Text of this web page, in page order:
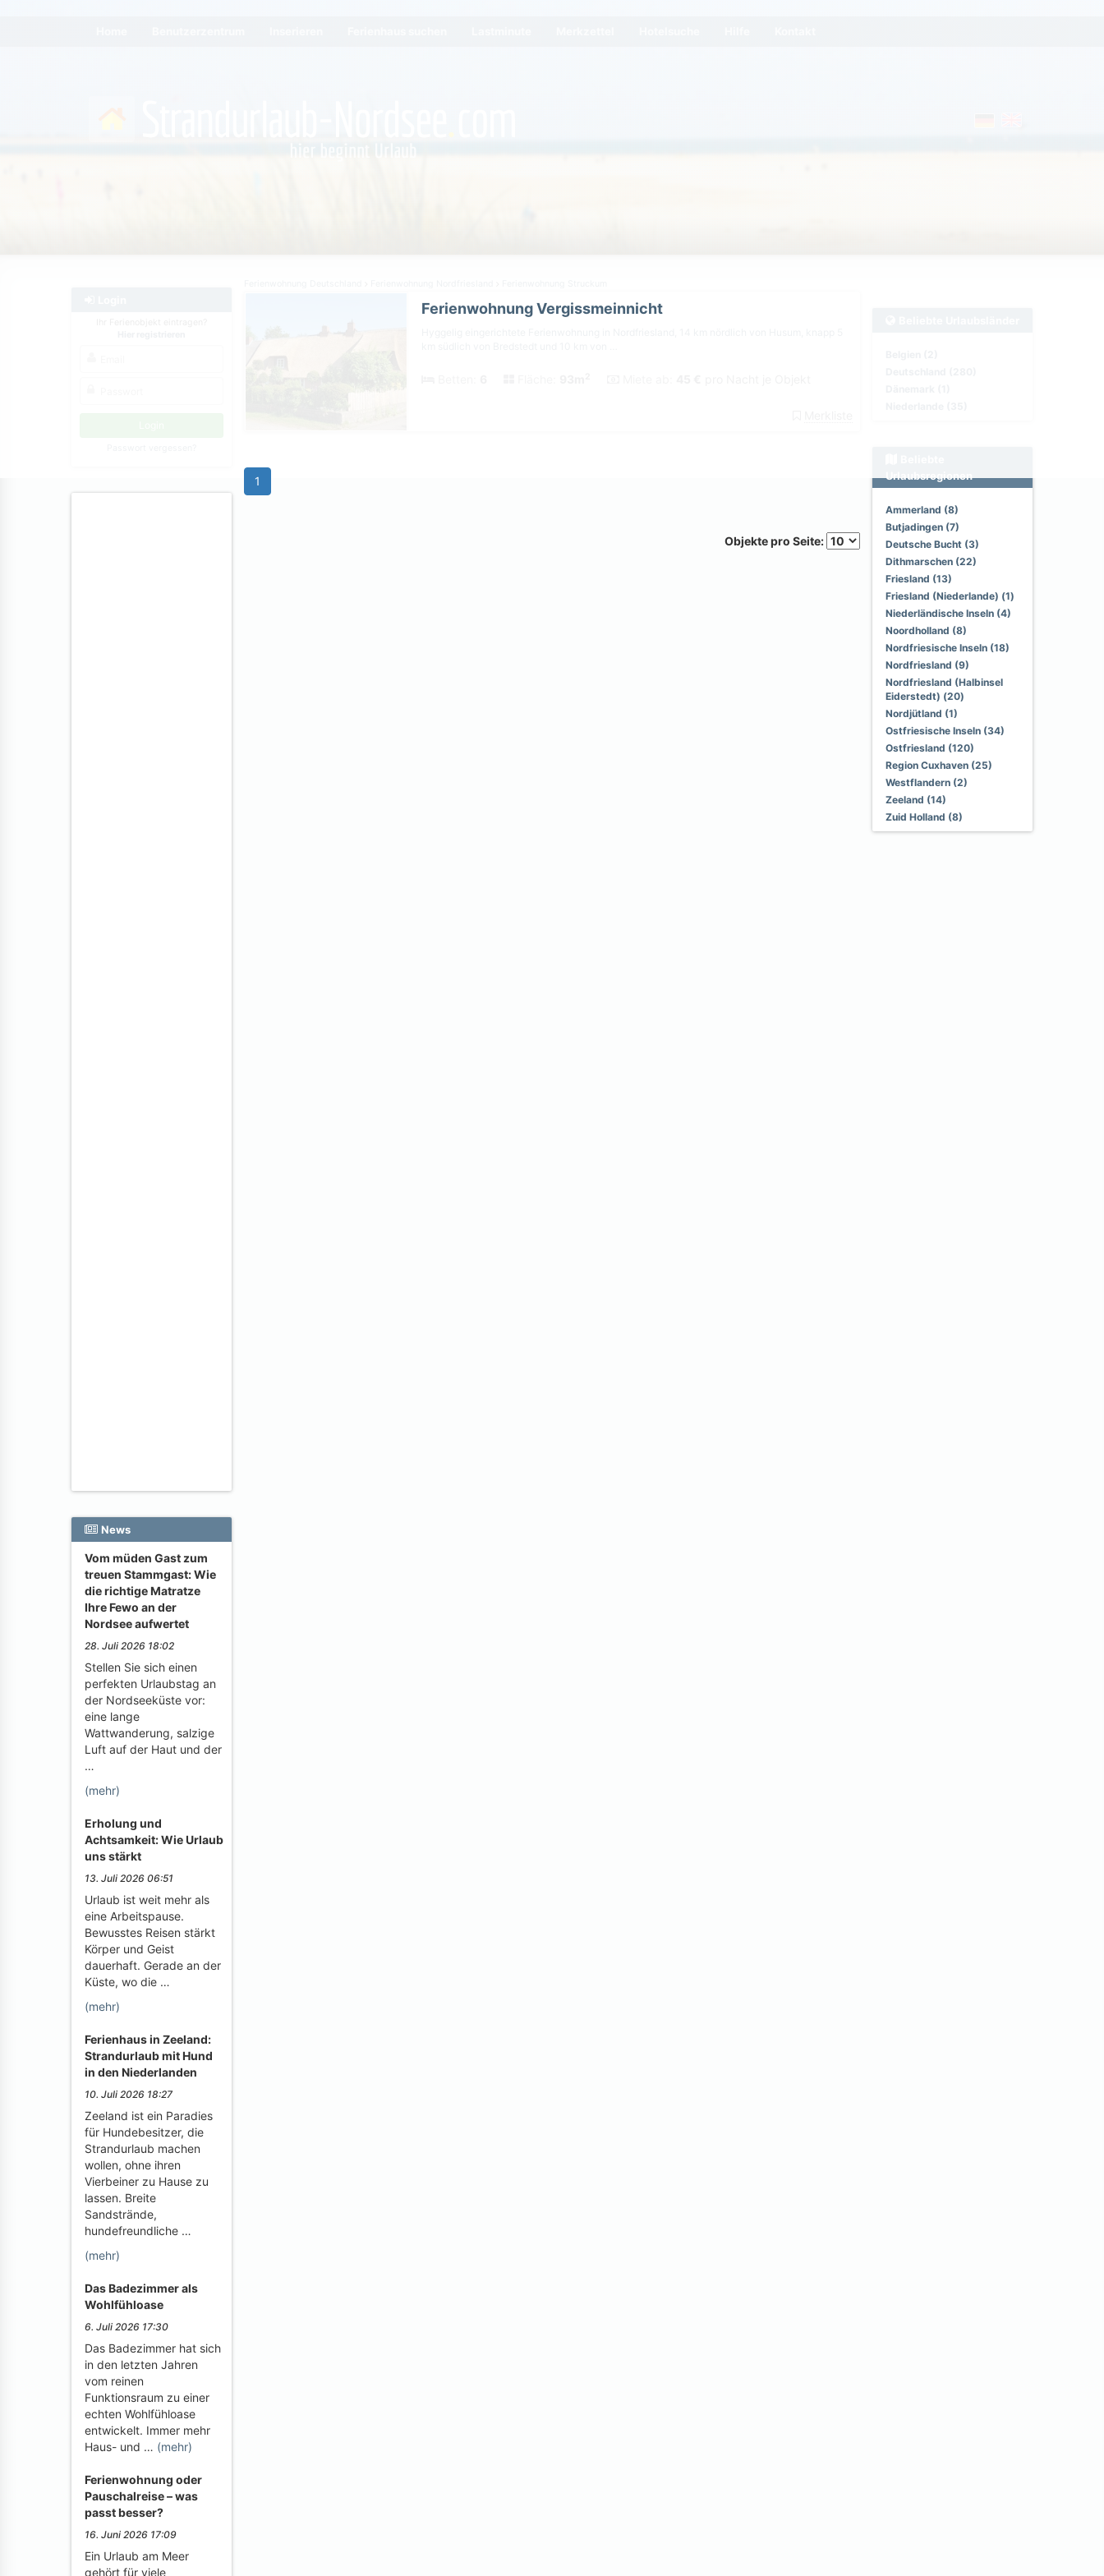
News
Vom müden Gast zum
treuen Stammgast: Wie
die richtige Matratze
Ihre Fewo an der
Nordsee aufwertet
28. Juli 2026 18:02
Stellen Sie sich einen
perfekten Urlaubstag an
der Nordseeküste vor:
eine lange
Wattwanderung, salzige
Luft auf der Haut und der
…
(mehr)
Erholung und
Achtsamkeit: Wie Urlaub
uns stärkt
13. Juli 2026 06:51
Urlaub ist weit mehr als
eine Arbeitspause.
Bewusstes Reisen stärkt
Körper und Geist
dauerhaft. Gerade an der
Küste, wo die …
(mehr)
Ferienhaus in Zeeland:
Strandurlaub mit Hund
in den Niederlanden
10. Juli 2026 18:27
Zeeland ist ein Paradies
für Hundebesitzer, die
Strandurlaub machen
wollen, ohne ihren
Vierbeiner zu Hause zu
lassen. Breite
Sandstrände,
hundefreundliche …
(mehr)
Das Badezimmer als
Wohlfühloase
6. Juli 2026 17:30
Das Badezimmer hat sich
in den letzten Jahren
vom reinen
Funktionsraum zu einer
echten Wohlfühloase
entwickelt. Immer mehr
Haus- und … (mehr)
Ferienwohnung oder
Pauschalreise – was
passt besser?
16. Juni 2026 17:09
Ein Urlaub am Meer
gehört für viele
Ferienwohnung Vergissmeinnicht
1
Objekte pro Seite:
Urlaubsregionen
Ammerland (8)
Butjadingen (7)
Deutsche Bucht (3)
Dithmarschen (22)
Friesland (13)
Friesland (Niederlande) (1)
Niederländische Inseln (4)
Noordholland (8)
Nordfriesische Inseln (18)
Nordfriesland (9)
Nordfriesland (Halbinsel
Eiderstedt) (20)
Nordjütland (1)
Ostfriesische Inseln (34)
Ostfriesland (120)
Region Cuxhaven (25)
Westflandern (2)
Zeeland (14)
Zuid Holland (8)